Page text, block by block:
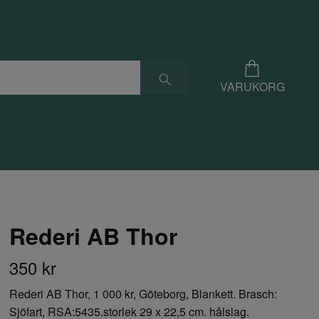
VARUKORG
Rederi AB Thor
350 kr
Rederi AB Thor, 1 000 kr, Göteborg, Blankett. Brasch:
Sjöfart, RSA:5435.storlek 29 x 22,5 cm. hålslag.